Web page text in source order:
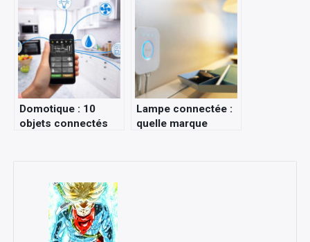
maison ?
Domotique : 10
objets connectés
Lampe connectée :
quelle marque